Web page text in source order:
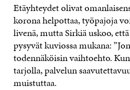
Etäyhteydet olivat
korona helpottaa, työpajoja
livenä, mutta Sirkiä uskoo,
pysyvät kuviossa mukana:
todennäköisin vaihtoehto.
tarjolla, palvelun
muistuttaa.